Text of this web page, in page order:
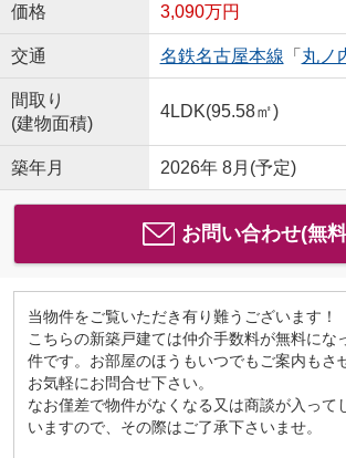
価格 3,090万円
交通 名鉄名古屋本線 「 丸ノ
間取り
(建物面積)
4LDK(95.58㎡)
築年月 2026年 8月(予定)
お問い合わせ(無
当物件をご覧いただき有り難うございます！
こちらの新築戸建ては仲介手数料が無料にな
件です。お部屋のほうもいつでもご案内もさ
お気軽にお問合せ下さい。
なお僅差で物件がなくなる又は商談が入って
いますので、その際はご了承下さいませ。